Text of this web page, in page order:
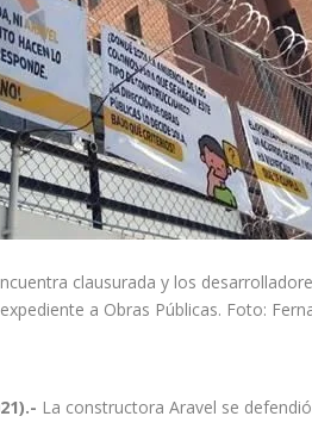
clausurada y los
a Obras Públicas. Foto:
La constructora Aravel se